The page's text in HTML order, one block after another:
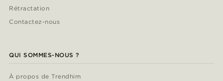
Rétractation
Contactez-nous
QUI SOMMES-NOUS ?
À propos de Trendhim